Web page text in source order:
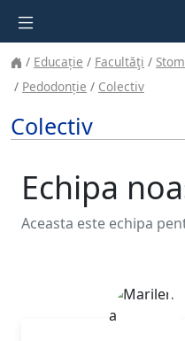
Educație Facultăţi
Pedodonție
Colectiv
Colectiv
Echipa
Aceasta este echipa